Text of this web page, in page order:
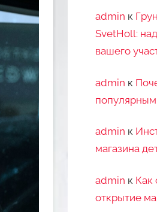
admin к
SvetHoll:
вашего
admin к
admin к
магазина
admin к Как
открытие